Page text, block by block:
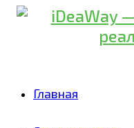
Главная